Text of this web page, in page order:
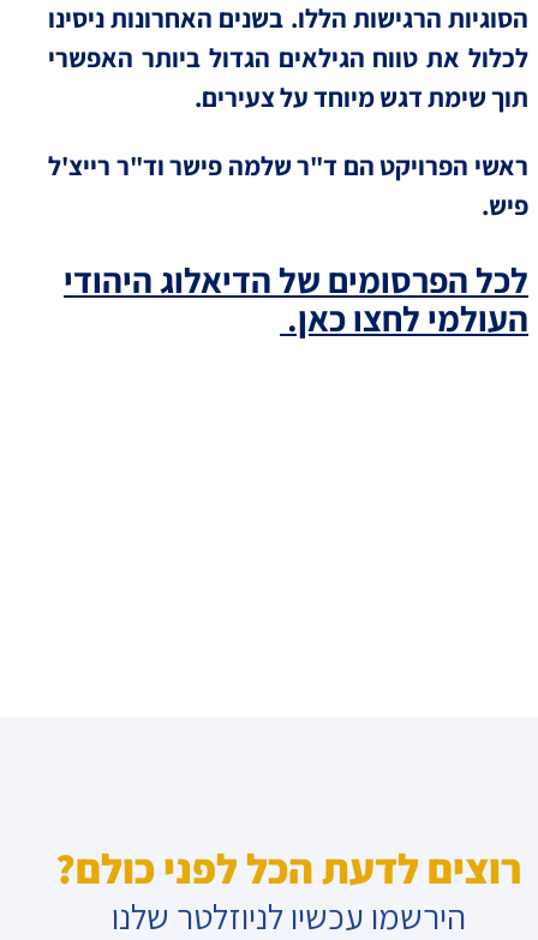
הסוגיות הרגישות הללו. בשנים האחרונות ניסינו
לכלול את טווח הגילאים הגדול ביותר האפשרי
תוך שימת דגש מיוחד על צעירים.
ראשי הפרויקט הם ד"ר שלמה פישר וד"ר רייצ'ל
פיש.
לכל הפרסומים של הדיאלוג היהודי
העולמי לחצו כאן.
רוצים לדעת הכל לפני כולם?
הירשמו עכשיו לניוזלטר שלנו